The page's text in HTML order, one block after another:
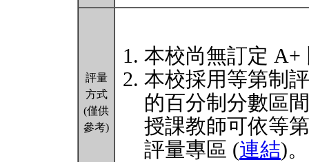
評量
方式
(僅供
參考)
本校尚無訂定 A+
本校採用等第制
的百分制分數區
授課教師可依等
評量專區 (連結)。